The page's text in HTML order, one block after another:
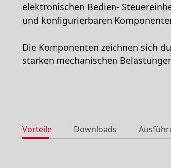
elektronischen Bedien-
und konfigurierbaren
Die Komponenten zeichnen sich
starken mechanischen
Vorteile Downloads